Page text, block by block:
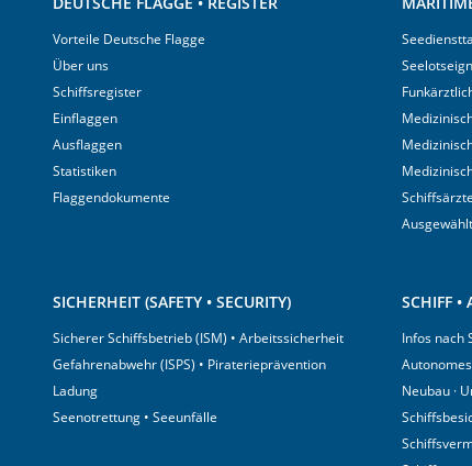
Vorteile Deutsche Flagge
Über uns
Schiffsregister
Einflaggen
Ausflaggen
Statistiken
Flaggendokumente
Schiffsärzte
SICHERHEIT (SAFETY • SECURITY)
Sicherer Schiffsbetrieb (ISM) • Arbeitssicherheit
Gefahrenabwehr (ISPS) • Piraterieprävention
Ladung
Seenotrettung • Seeunfälle
SCHIFF •
Infos nach
Neubau ·